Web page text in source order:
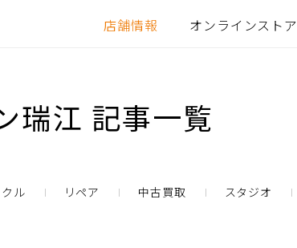
店舗情報 オンラインストア
瑞江 記事一覧
ル リペア 中古買取 スタジオ